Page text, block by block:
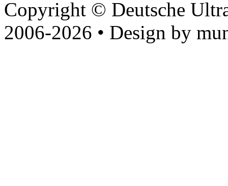
Copyright © Deutsche
2006-2026 • Design by